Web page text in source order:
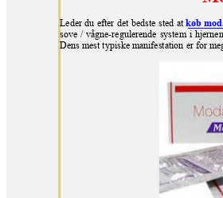
Leder du efter det bedste sted at køb
sove / vågne-regulerende system i
Dens mest typiske manifestation er for